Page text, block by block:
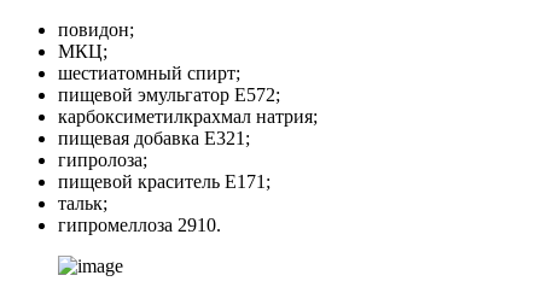
повидон;
МКЦ;
шестиатомный спирт;
пищевой эмульгатор Е572;
карбоксиметилкрахмал натрия;
пищевая добавка Е321;
гипролоза;
пищевой краситель Е171;
тальк;
гипромеллоза 2910.